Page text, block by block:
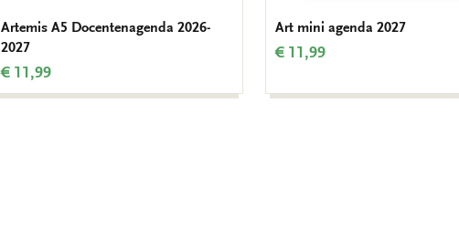
Artemis A5 Docentenagenda 2026-
2027
€ 11,99
Art mini agenda 2027
€ 11,99